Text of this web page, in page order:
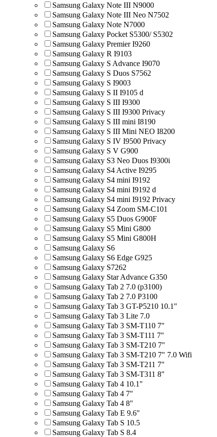
Samsung Galaxy Note III N9000
Samsung Galaxy Note III Neo N7502
Samsung Galaxy Note N7000
Samsung Galaxy Pocket S5300/ S5302
Samsung Galaxy Premier I9260
Samsung Galaxy R I9103
Samsung Galaxy S Advance I9070
Samsung Galaxy S Duos S7562
Samsung Galaxy S I9003
Samsung Galaxy S II I9105 d
Samsung Galaxy S III I9300
Samsung Galaxy S III I9300 Privacy
Samsung Galaxy S III mini I8190
Samsung Galaxy S III Mini NEO I8200
Samsung Galaxy S IV I9500 Privacy
Samsung Galaxy S V G900
Samsung Galaxy S3 Neo Duos I9300i
Samsung Galaxy S4 Active I9295
Samsung Galaxy S4 mini I9192
Samsung Galaxy S4 mini I9192 d
Samsung Galaxy S4 mini I9192 Privacy
Samsung Galaxy S4 Zoom SM-C101
Samsung Galaxy S5 Duos G900F
Samsung Galaxy S5 Mini G800
Samsung Galaxy S5 Mini G800H
Samsung Galaxy S6
Samsung Galaxy S6 Edge G925
Samsung Galaxy S7262
Samsung Galaxy Star Advance G350
Samsung Galaxy Tab 2 7.0 (p3100)
Samsung Galaxy Tab 2 7.0 P3100
Samsung Galaxy Tab 3 GT-P5210 10.1"
Samsung Galaxy Tab 3 Lite 7.0
Samsung Galaxy Tab 3 SM-T110 7"
Samsung Galaxy Tab 3 SM-T111 7"
Samsung Galaxy Tab 3 SM-T210 7"
Samsung Galaxy Tab 3 SM-T210 7" 7.0 Wifi
Samsung Galaxy Tab 3 SM-T211 7"
Samsung Galaxy Tab 3 SM-T311 8"
Samsung Galaxy Tab 4 10.1"
Samsung Galaxy Tab 4 7"
Samsung Galaxy Tab 4 8"
Samsung Galaxy Tab E 9.6"
Samsung Galaxy Tab S 10.5
Samsung Galaxy Tab S 8.4